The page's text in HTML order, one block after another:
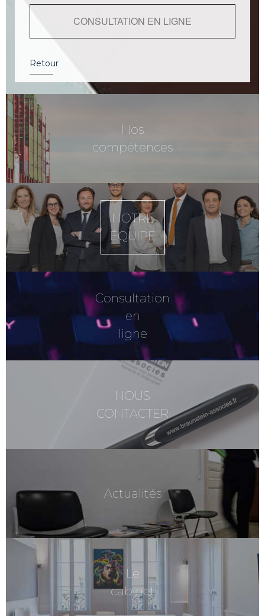
CONSULTATION EN LIGNE
Retour
Nos
compétences
NOTRE
ÉQUIPE
Consultation
en
ligne
NOUS
CONTACTER
Actualités
Le
cabinet